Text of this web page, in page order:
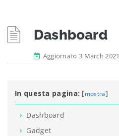
Dashboard
Aggiornato 3 March 2021
In questa pagina: [mostra]
Dashboard
Gadget